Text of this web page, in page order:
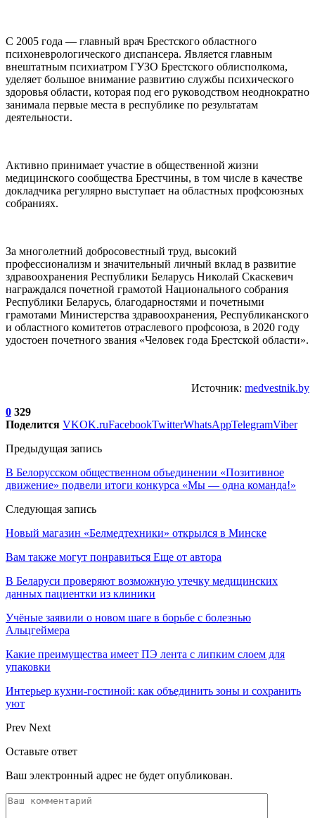
С 2005 года — главный врач Брестского областного
психоневрологического диспансера. Является главным
внештатным психиатром ГУЗО Брестского облисполкома,
уделяет большое внимание развитию службы психического
здоровья области, которая под его руководством неоднократно
занимала первые места в республике по результатам
деятельности.
Активно принимает участие в общественной жизни
медицинского сообщества Брестчины, в том числе в качестве
докладчика регулярно выступает на областных профсоюзных
собраниях.
За многолетний добросовестный труд, высокий
профессионализм и значительный личный вклад в развитие
здравоохранения Республики Беларусь Николай Скаскевич
награждался почетной грамотой Национального собрания
Республики Беларусь, благодарностями и почетными
грамотами Министерства здравоохранения, Республиканского
и областного комитетов отраслевого профсоюза, в 2020 году
удостоен почетного звания «Человек года Брестской области».
Источник: medvestnik.by
0 329
Поделится VKOK.ruFacebookTwitterWhatsAppTelegramViber
Предыдущая запись
В Белорусском общественном объединении «Позитивное
движение» подвели итоги конкурса «Мы — одна команда!»
Следующая запись
Новый магазин «Белмедтехники» открылся в Минске
Вам также могут понравиться Еще от автора
В Беларуси проверяют возможную утечку медицинских
данных пациентки из клиники
Учёные заявили о новом шаге в борьбе с болезнью
Альцгеймера
Какие преимущества имеет ПЭ лента с липким слоем для
упаковки
Интерьер кухни-гостиной: как объединить зоны и сохранить
уют
Prev Next
Оставьте ответ
Ваш электронный адрес не будет опубликован.